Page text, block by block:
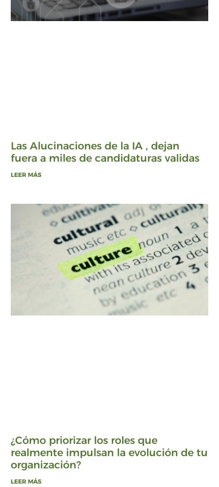
Las Alucinaciones de la IA , dejan
fuera a miles de candidaturas validas
LEER MÁS
¿Cómo priorizar los roles que
realmente impulsan la evolución de tu
organización?
LEER MÁS